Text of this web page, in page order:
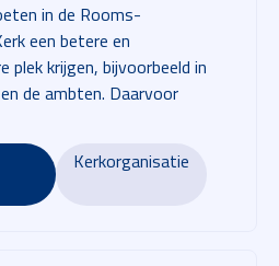
in de Rooms-
een betere en
plek krijgen, bijvoorbeeld in
de ambten. Daarvoor
Kerkorganisatie